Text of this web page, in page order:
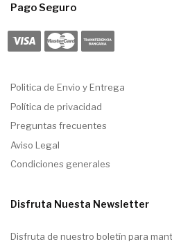
Pago Seguro
Politica de Envio y Entrega
Política de privacidad
Preguntas frecuentes
Aviso Legal
Condiciones generales
Disfruta Nuesta Newsletter
Disfruta de nuestro boletín para